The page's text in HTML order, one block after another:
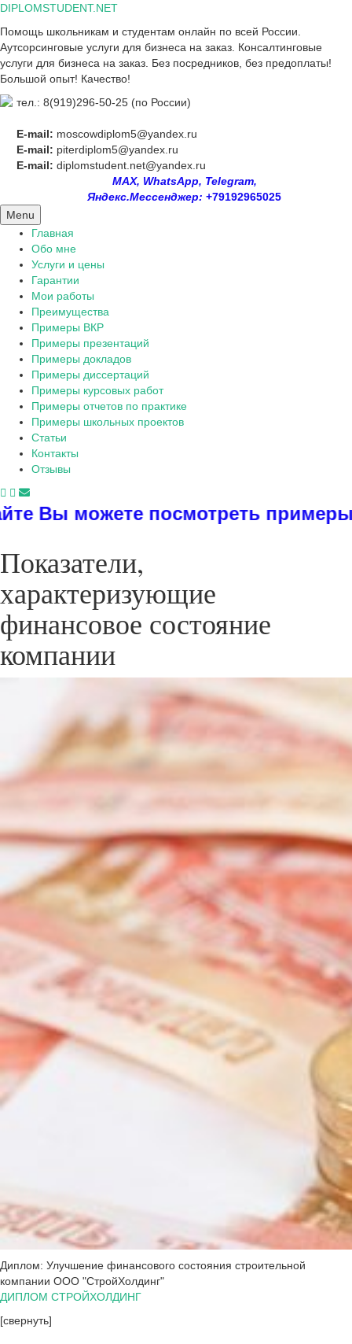
Skip
content
DIPLOMSTUDENT.NET
Помощь школьникам и студентам онлайн по всей России.
Аутсорсинговые услуги для бизнеса на заказ. Консалтинговые
услуги для бизнеса на заказ. Без посредников, без предоплаты!
Большой опыт! Качество!
тел.: 8(919)296-50-25 (по России)
E-mail: moscowdiplom5@yandex.ru
E-mail: piterdiplom5@yandex.ru
E-mail: diplomstudent.net@yandex.ru
MAX, WhatsApp, Telegram,
Яндекс.Мессенджер: +79192965025
Menu
Главная
Обо мне
Услуги и цены
Гарантии
Мои работы
Преимущества
Примеры ВКР
Примеры презентаций
Примеры докладов
Примеры диссертаций
Примеры курсовых работ
Примеры отчетов по практике
Примеры школьных проектов
Статьи
Контакты
Отзывы
посмотреть примеры
Показатели,
характеризующие
финансовое состояние
компании
Диплом: Улучшение финансового состояния строительной
компании ООО "СтройХолдинг"
ДИПЛОМ СТРОЙХОЛДИНГ
[свернуть]